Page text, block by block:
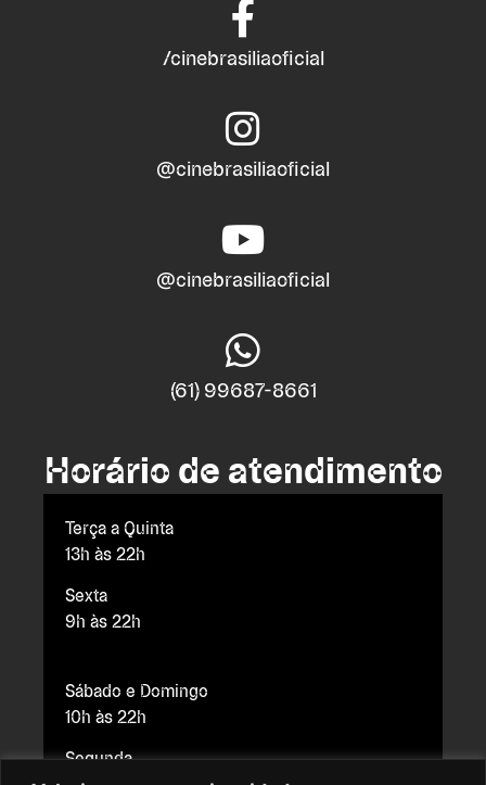
/cinebrasiliaoficial
@cinebrasiliaoficial
@cinebrasiliaoficial
(61) 99687-8661
Horário de atendimento
Terça a Quinta
13h às 22h
Sexta
9h às 22h
Sábado e Domingo
10h às 22h
Segunda